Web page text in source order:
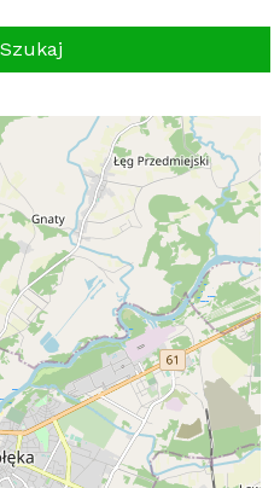
Szukaj